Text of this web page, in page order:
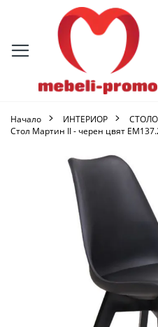
Начало ИНТЕРИОР
Стол Мартин II - черен цвят
изображенията